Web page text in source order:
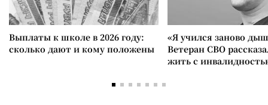
Выплаты к школе в 2026 году:
сколько дают и кому положены
«Я учился заново
Ветеран СВО
жить с